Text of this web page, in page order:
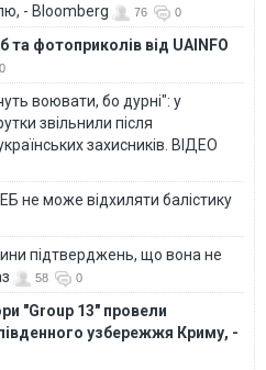
- Bloomberg
76 0
та фотоприколів від UAINFO
0
воювати, бо дурні": у
звільнили після
захисників. ВІДЕО
не може відхиляти балістику
підтверджень, що вона не
58 0
"Group 13" провели
узбережжя Криму, -